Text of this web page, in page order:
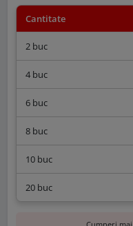
Cantitate
2 buc
4 buc
6 buc
8 buc
10 buc
20 buc